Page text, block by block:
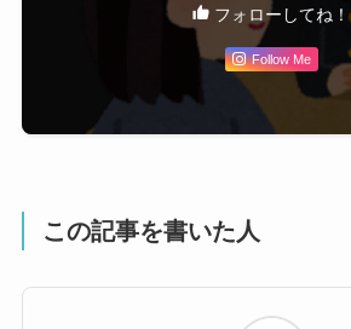
フォローしてね！
Follow Me
この記事を書いた人